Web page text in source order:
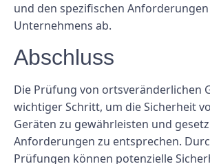
und den spezifischen Anforderungen
Unternehmens ab.
Abschluss
Die Prüfung von ortsveränderlichen
wichtiger Schritt, um die Sicherheit
Geräten zu gewährleisten und
Anforderungen zu entsprechen.
Prüfungen können potenzielle